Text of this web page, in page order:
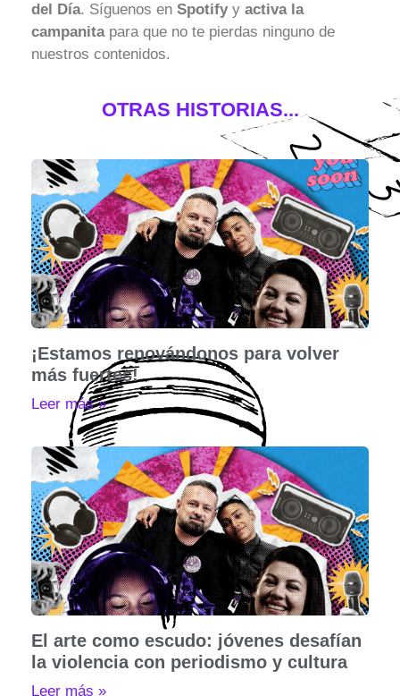
del Día. Síguenos en Spotify y activa la
campanitapara que no te pierdas ninguno de
nuestros contenidos.
OTRAS HISTORIAS...
¡Estamos renovándonos para volver
más fuertes!
Leer más »
El arte como escudo: jóvenes desafían
la violencia con periodismo y cultura
Leer más »